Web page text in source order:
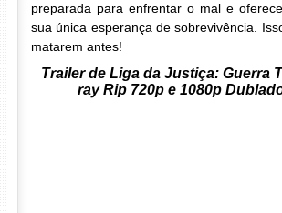
preparada para enfrentar o mal e
sua única esperança de sobrevivência.
matarem antes!
Trailer de Liga da Justiça: Guerra
ray Rip 720p e 1080p